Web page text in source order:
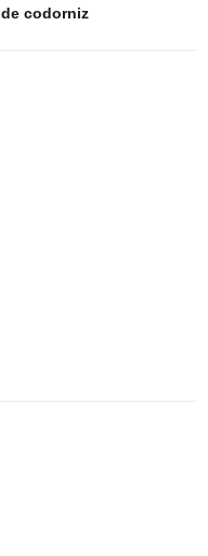
codorniz